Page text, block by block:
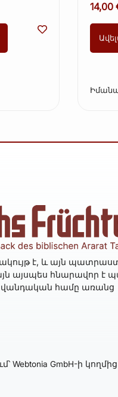
14,00
է, և այն
այսպես հնարավոր է
համը առանց
Webtonia GmbH-ի կողմից